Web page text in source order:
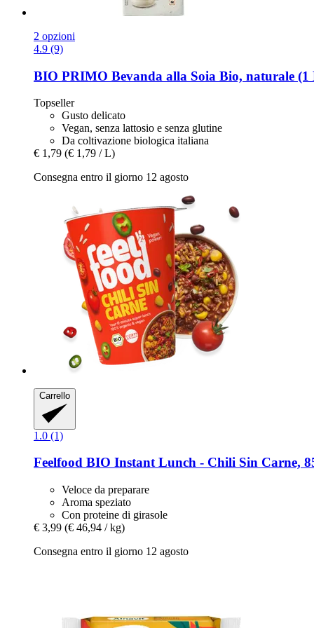
2 opzioni
4.9 (9)
BIO PRIMO Bevanda alla Soia Bio, naturale (1
Topseller
Gusto delicato
Vegan, senza lattosio e senza glutine
Da coltivazione biologica italiana
€ 1,79 (€ 1,79 / L)
Consegna entro il giorno 12 agosto
Carrello
1.0 (1)
Feelfood BIO Instant Lunch -​ Chili Sin Carne,
Veloce da preparare
Aroma speziato
Con proteine di girasole
€ 3,99 (€ 46,94 / kg)
Consegna entro il giorno 12 agosto